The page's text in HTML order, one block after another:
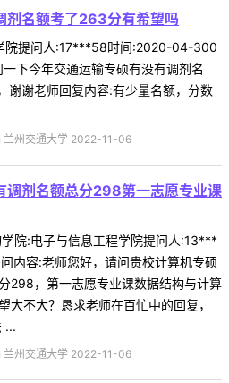
剂名额考了263分有希望吗
院提问人:17***58时间:2020-04-300
下今年交通运输专硕有没有调剂名
谢谢老师回复内容:有少量名额，分数
兰州交通大学 2022-11-06
调剂名额总分298第一志愿专业课
院:电子与信息工程学院提问人:13***
容:老师您好，请问贵校计算机专硕
298，第一志愿专业课数据结构与计算
大不大？恳求老师在百忙中的回复，
...
兰州交通大学 2022-11-06